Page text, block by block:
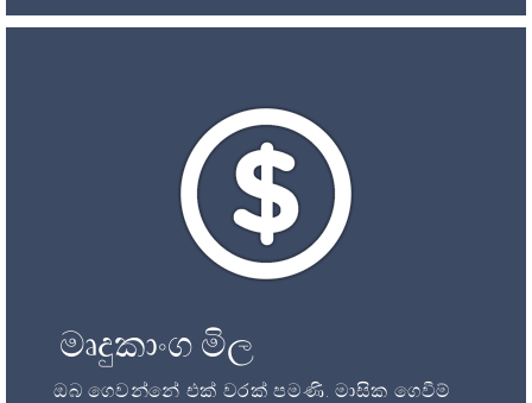
මෘදුකාංග මිල
ඔබ ගෙවන්නේ එක් වරක් පමණි. මාසික ගෙවීම්